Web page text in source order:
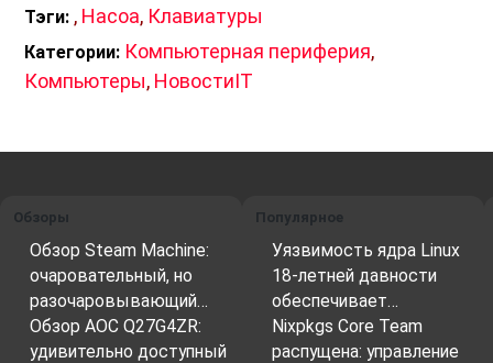
Тэги: , Hacoa, Клавиатуры
Категории: Компьютерная периферия,
Компьютеры, НовостиIT
Обзоры
Обзор Steam Machine:
очаровательный, но
разочаровывающий…
Обзор AOC Q27G4ZR:
удивительно доступный
Популярное
Уязвимость ядра Linux
18-летней давности
обеспечивает…
Nixpkgs Core Team
распущена: управление